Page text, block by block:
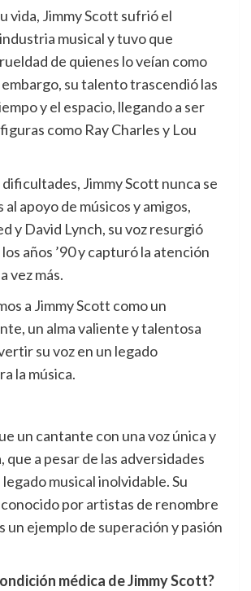
vida, Jimmy Scott sufrió el
musical y tuvo que
de quienes lo veían como
su talento trascendió las
y el espacio, llegando a ser
como Ray Charles y Lou
dificultades, Jimmy Scott nunca se
al apoyo de músicos y amigos,
y David Lynch, su voz resurgió
años ’90 y capturó la atención
vez más.
a Jimmy Scott como un
un alma valiente y talentosa
su voz en un legado
la música.
un cantante con una voz única y
que a pesar de las adversidades
musical inolvidable. Su
por artistas de renombre
un ejemplo de superación y pasión
médica de Jimmy Scott?